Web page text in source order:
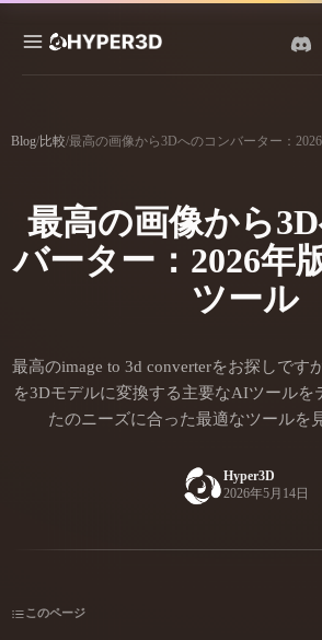
Rodin ChatAvatar
機能
写真をアップロードするだ
けで、3Dオブジェクトが瞬
時に完成。
テキストや画像から、AIで
API
私たちのクリエイティブAI
を、あなたのアプリやワー
クフローに組み込みましょ
料金
リソース
ストーリー 研究 ブログ
Blog/比較/最高の画像から3Dへのコンバーター：
最高の画像から
バーター：2026年
ツール
最高のimage to 3d converterをお探しです
を3Dモデルに変換する主要なAIツールを
たのニーズに合った最適なツールを
Hyper3D
2026年5月14日
このページ